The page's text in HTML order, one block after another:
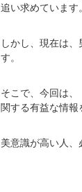
追い求めています
しかし、現在は
す。
そこで、今回は
関する有益な情報
美意識が高い人、